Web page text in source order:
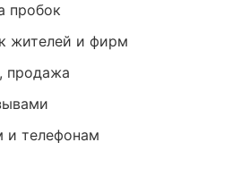
пробок
жителей и фирм
продажа
и телефонам